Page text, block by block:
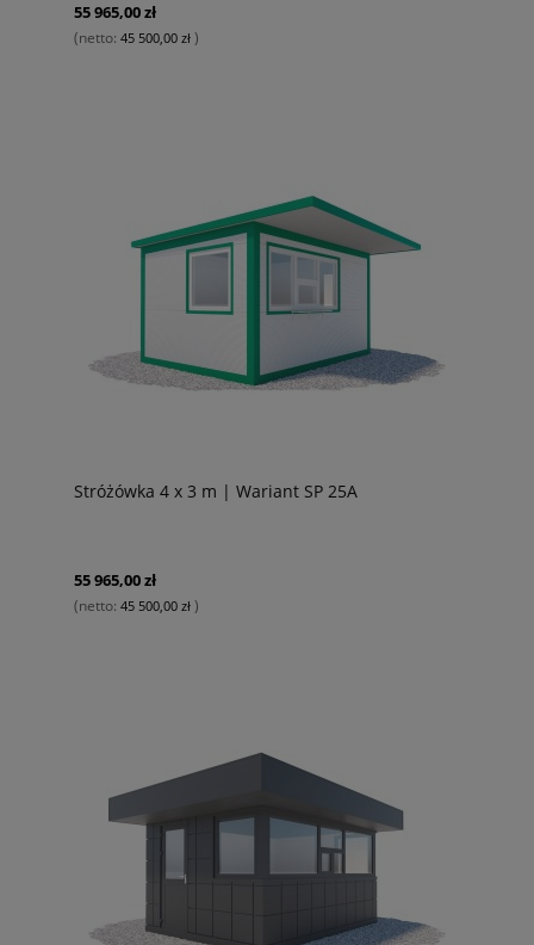
55 965,00 zł
(netto: 45 500,00 zł )
Stróżówka 4 x 3 m | Wariant SP 25A
55 965,00 zł
(netto: 45 500,00 zł )